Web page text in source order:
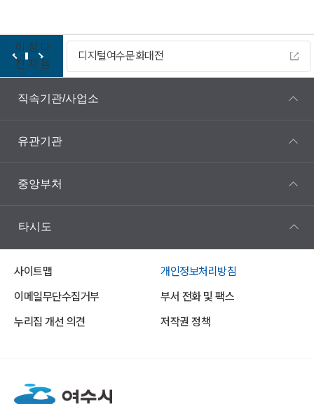
이
전
정
지
다
음
디지털여수문화대전
직속기관/사업소
유관기관
중앙부처
타시도
사이트맵
개인정보처리방침
이메일무단수집거부
부서 전화 및 팩스
누리집 개선 의견
저작권 정책